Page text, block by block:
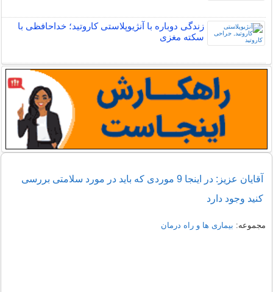
زندگی دوباره با آنژیوپلاستی کاروتید؛ خداحافظی با
سکته مغزی
آقایان عزیز: در اینجا 9 موردی که باید در مورد سلامتی بررسی
کنید وجود دارد
مجموعه: بیماری ها و راه درمان